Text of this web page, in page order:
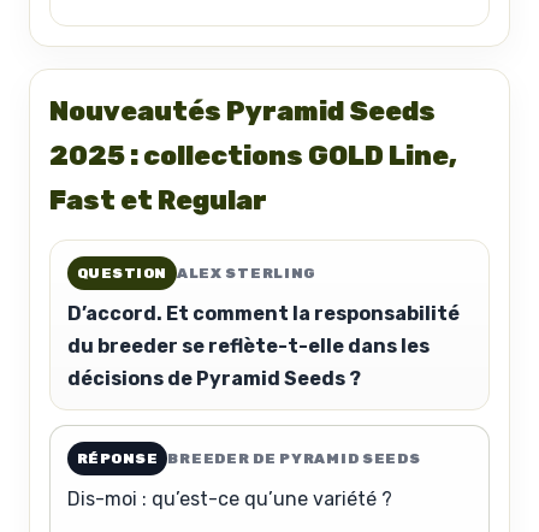
Nouveautés Pyramid Seeds
2025 : collections GOLD Line,
Fast et Regular
QUESTION ALEX STERLING
D’accord. Et comment la responsabilité
du breeder se reflète-t-elle dans les
décisions de Pyramid Seeds ?
RÉPONSE BREEDER DE PYRAMID SEEDS
Dis-moi : qu’est-ce qu’une variété ?